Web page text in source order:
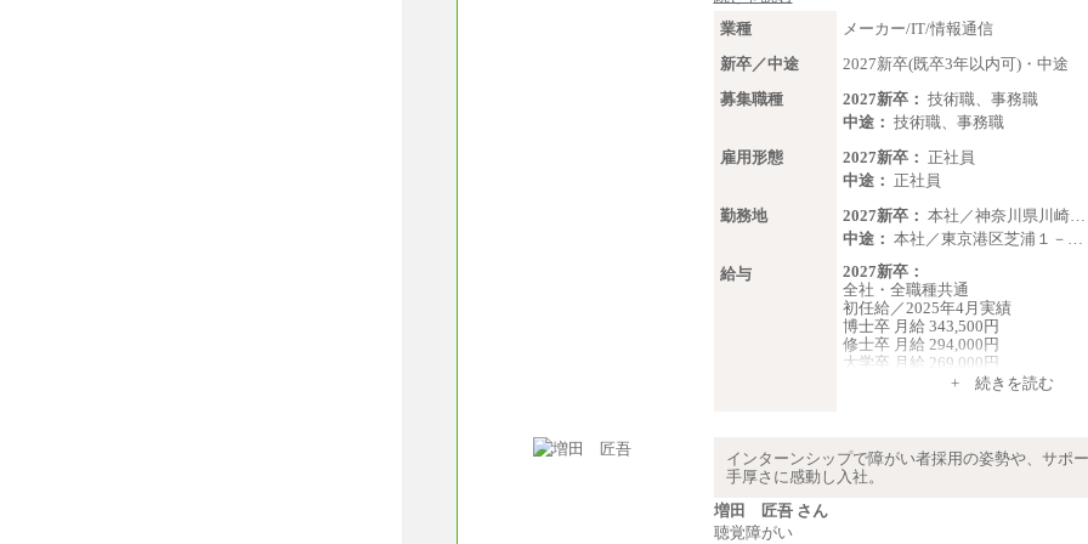
業種
メーカー/IT/情報通信
新卒／中途
2027新卒(既卒3年以内可)・中途
募集職種
2027新卒： 技術職、事務職
中途： 技術職、事務職
雇用形態
2027新卒： 正社員
中途： 正社員
勤務地
2027新卒： 本社／神奈川県川崎…
中途： 本社／東京港区芝浦１－…
給与
2027新卒：
全社・全職種共通
初任給／2025年4月実績
博士卒 月給 343,500円
修士卒 月給 294,000円
大学卒 月給 269,000円
※試用期間の給与に変更はござい
します。
2025年新卒初任給 大学卒／月給
000円
+ 続きを読む
インターンシップで障がい者採用の姿勢や、サポ
手厚さに感動し入社。
増田 匠吾 さん
聴覚障がい